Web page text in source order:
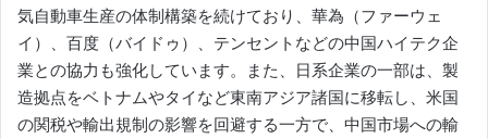
気自動車生産の体制構築を続けており、華為（ファーウェ
イ）、百度（バイドゥ）、テンセントなどの中国ハイテク企
業との協力も強化しています。また、日系企業の一部は、製
造拠点をベトナムやタイなど東南アジア諸国に移転し、米国
の関税や輸出規制の影響を回避する一方で、中国市場への輸